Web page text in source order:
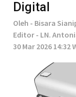
Digital
Oleh - Bisara
Editor - LN.
30 Mar 2026 14:32